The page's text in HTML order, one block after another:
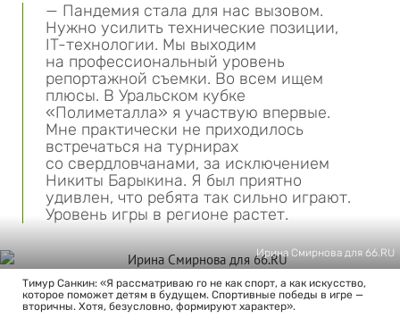
— Пандемия стала для нас вызовом.
Нужно усилить технические позиции,
IT-технологии. Мы выходим
на профессиональный уровень
репортажной съемки. Во всем ищем
плюсы. В Уральском кубке
«Полиметалла» я участвую впервые.
Мне практически не приходилось
встречаться на турнирах
со свердловчанами, за исключением
Никиты Барыкина. Я был приятно
удивлен, что ребята так сильно играют.
Уровень игры в регионе растет.
Ирина Смирнова для 66.RU
Тимур Санкин: «Я рассматриваю го не как спорт, а как искусство,
которое поможет детям в будущем. Спортивные победы в игре —
вторичны. Хотя, безусловно, формируют характер».